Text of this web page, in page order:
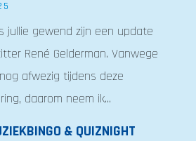
jullie gewend zijn een update
René Gelderman. Vanwege
afwezig tijdens deze
daarom neem ik...
& QUIZNIGHT